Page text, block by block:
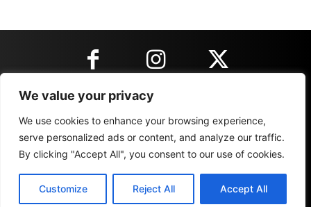
We value your privacy
We use cookies to enhance your browsing experience,
serve personalized ads or content, and analyze our traffic.
By clicking "Accept All", you consent to our use of cookies.
Customize Reject All Accept All
KONTAKT INFORMACIJE
IMPRESSUM MARKETING REZULTATI